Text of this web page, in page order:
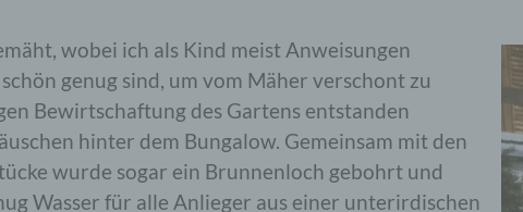
wobei ich als Kind meist Anweisungen
genug sind, um vom Mäher verschont zu
Bewirtschaftung des Gartens entstanden
hinter dem Bungalow. Gemeinsam mit den
wurde sogar ein Brunnenloch gebohrt und
Wasser für alle Anlieger aus einer unterirdischen
d) Einschränkung der Verarbeitung
Einschränkung der Verarbeitung ist die Markierung
gespeicherter personenbezogener Daten mit dem Ziel, ihre
künftige Verarbeitung einzuschränken.